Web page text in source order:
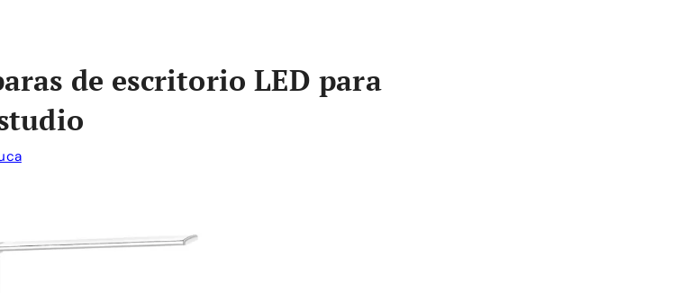
de escritorio LED para